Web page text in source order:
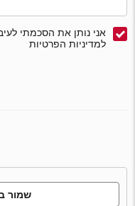
אני נותן את הסכמתי
למדיניות הפרטיות
שמור